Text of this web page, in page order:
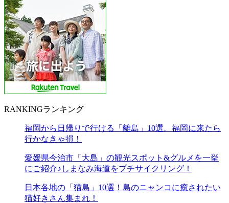
RANKINGランキング
福岡から日帰りで行ける「離島」10選。福岡に来たら
行かなきゃ損！
愛媛県今治市「大島」の観光スポット&グルメを一挙
にご紹介♪しまなみ海道をプチサイクリング！
日本各地の「猫島」10選！島のニャンコに癒されたい
猫好きさん集まれ！